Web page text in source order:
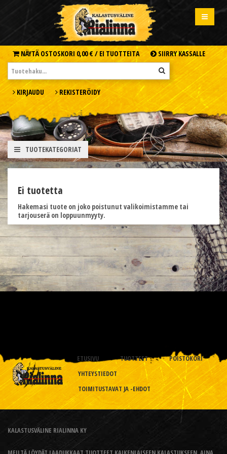
NÄYTÄ OSTOSKORI 0,00 € / EI TUOTTEITA SIIRRY KASSALLE
KIRJAUDU REKISTERÖIDY
TUOTEKATEGORIAT
Ei tuotetta
Hakemasi tuote on joko poistunut valikoimistamme tai
tarjouserä on loppuunmyyty.
ETUSIVU TUOTTEET
POISTOKORI
YHTEYSTIEDOT
TOIMITUSTAVAT JA -EHDOT
KALASTUSVÄLINE RIALINNA KY